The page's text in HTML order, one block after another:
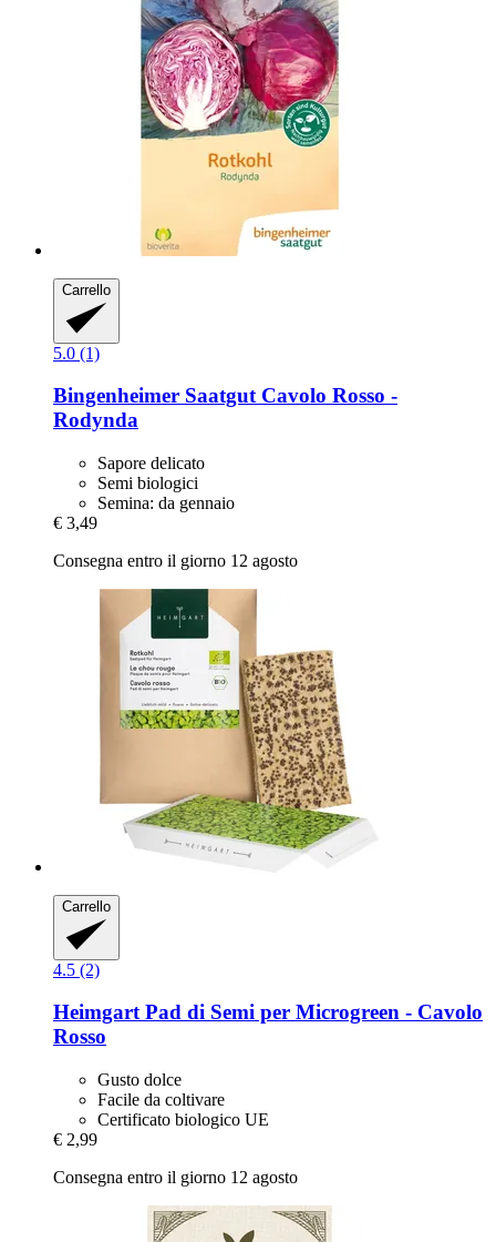
Carrello
5.0 (1)
Bingenheimer SaatgutCavolo Rosso -​
Rodynda
Sapore delicato
Semi biologici
Semina: da gennaio
€ 3,49
Consegna entro il giorno 12 agosto
Carrello
4.5 (2)
HeimgartPad di Semi per Microgreen -​ Cavolo
Rosso
Gusto dolce
Facile da coltivare
Certificato biologico UE
€ 2,99
Consegna entro il giorno 12 agosto